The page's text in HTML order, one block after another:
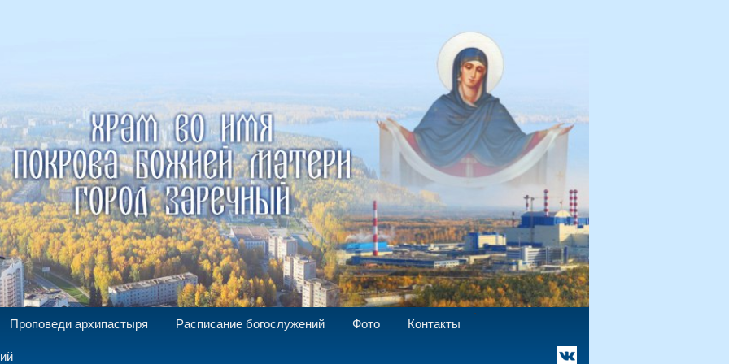
Божией Матери г. Заречный
Проповеди архипастыря Расписание богослужений Фото
Контакты
`